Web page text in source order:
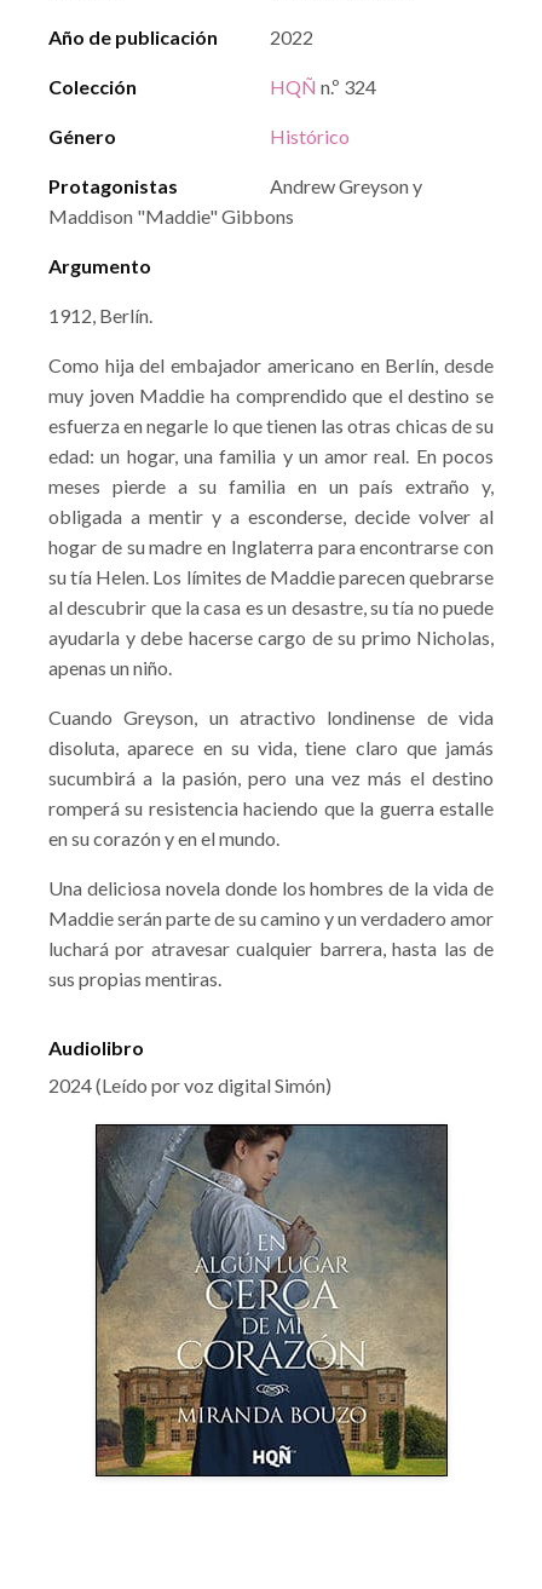
Año de publicación 2022
Colección HQÑ n.º 324
Género Histórico
Protagonistas
Andrew Greyson y
Maddison "Maddie" Gibbons
Argumento
1912, Berlín.
Como hija del embajador americano en Berlín, desde
muy joven Maddie ha comprendido que el destino se
esfuerza en negarle lo que tienen las otras chicas de su
edad: un hogar, una familia y un amor real. En pocos
meses pierde a su familia en un país extraño y,
obligada a mentir y a esconderse, decide volver al
hogar de su madre en Inglaterra para encontrarse con
su tía Helen. Los límites de Maddie parecen quebrarse
al descubrir que la casa es un desastre, su tía no puede
ayudarla y debe hacerse cargo de su primo Nicholas,
apenas un niño.
Cuando Greyson, un atractivo londinense de vida
disoluta, aparece en su vida, tiene claro que jamás
sucumbirá a la pasión, pero una vez más el destino
romperá su resistencia haciendo que la guerra estalle
en su corazón y en el mundo.
Una deliciosa novela donde los hombres de la vida de
Maddie serán parte de su camino y un verdadero amor
luchará por atravesar cualquier barrera, hasta las de
sus propias mentiras.
Audiolibro
2024 (Leído por voz digital Simón)